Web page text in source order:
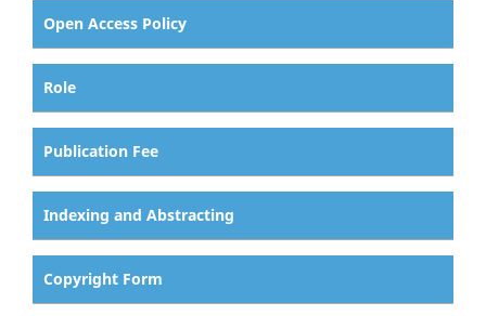
Open Access Policy
Role
Publication Fee
Indexing and Abstracting
Copyright Form